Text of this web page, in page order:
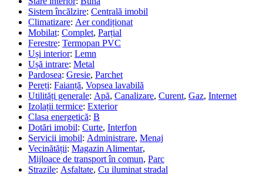
Sistem încălzire: Centrală imobil
Climatizare: Aer condiționat
Mobilat: Complet, Parțial
Ferestre: Termopan PVC
Uși interior: Lemn
Ușă intrare: Metal
Pardosea: Gresie, Parchet
Pereți: Faianță, Vopsea lavabilă
Utilități generale: Apă, Canalizare, Curent, Gaz, Internet
Izolații termice: Exterior
Clasa energetică: B
Dotări imobil: Curte, Interfon
Servicii imobil: Administrare, Menaj
Vecinătății: Magazin Alimentar,
Mijloace de transport în comun, Parc
Strazile: Asfaltate, Cu iluminat stradal